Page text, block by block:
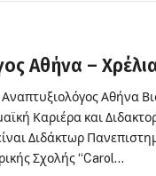
Αθήνα –
Αθήνα
Καριέρα και
Διδάκτωρ
Σχολής “Carol…